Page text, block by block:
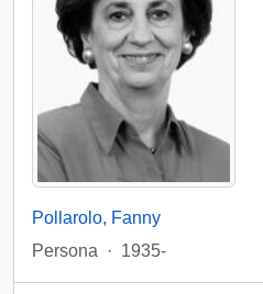
Pollarolo, Fanny
Persona
· 1935-